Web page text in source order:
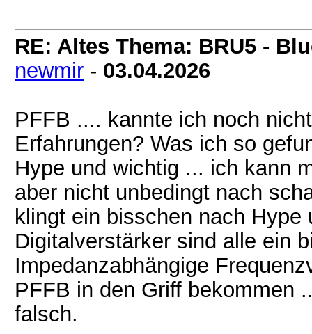
RE: Altes Thema: BRU5 -
newmir - 03.04.2026
PFFB .... kannte ich noch
Erfahrungen? Was ich so
Hype und wichtig ... ich kann
aber nicht unbedingt nach
klingt ein bisschen nach
Digitalverstärker sind alle ein
Impedanzabhängige
PFFB in den Griff bekommen
falsch.